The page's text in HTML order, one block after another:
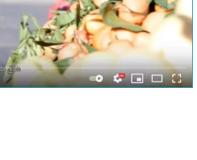
video. Please
regulations valid